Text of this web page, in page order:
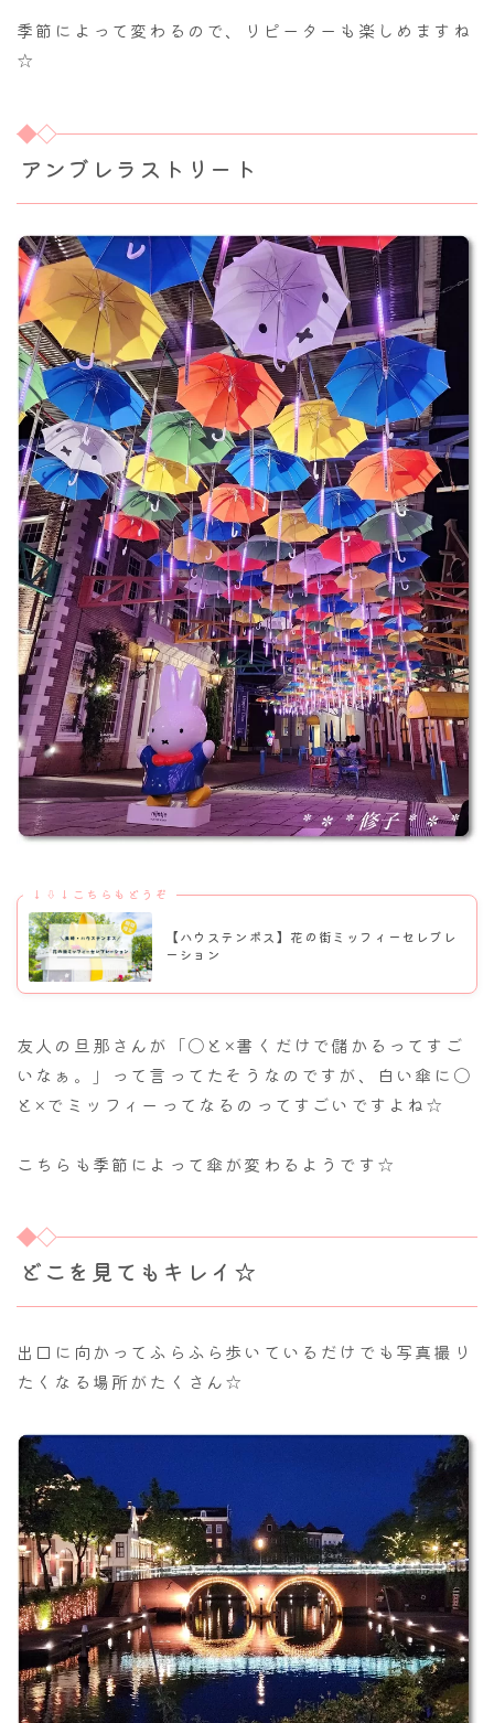
季節によって変わるので、リピーターも楽しめますね
☆
アンブレラストリート
↓⇩↓こちらもどうぞ
【ハウステンボス】花の街ミッフィーセレブレ
ーション
友人の旦那さんが「〇と×書くだけで儲かるってすご
いなぁ。」って言ってたそうなのですが、白い傘に〇
と×でミッフィーってなるのってすごいですよね☆
こちらも季節によって傘が変わるようです☆
どこを見てもキレイ☆
出口に向かってふらふら歩いているだけでも写真撮り
たくなる場所がたくさん☆